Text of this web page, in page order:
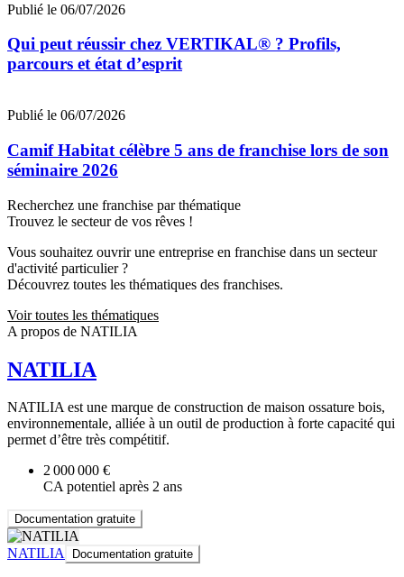
Publié le 06/07/2026
Qui peut réussir chez VERTIKAL® ? Profils,
parcours et état d’esprit
Publié le 06/07/2026
Camif Habitat célèbre 5 ans de franchise lors de son
séminaire 2026
Recherchez une franchise par thématique
Trouvez le secteur de vos rêves !
Vous souhaitez ouvrir une entreprise en franchise dans un secteur
d'activité particulier ?
Découvrez toutes les thématiques des franchises.
Voir toutes les thématiques
A propos de NATILIA
NATILIA
NATILIA est une marque de construction de maison ossature bois,
environnementale, alliée à un outil de production à forte capacité qui
permet d’être très compétitif.
2 000 000 €
CA potentiel après 2 ans
Documentation gratuite
NATILIA Documentation gratuite